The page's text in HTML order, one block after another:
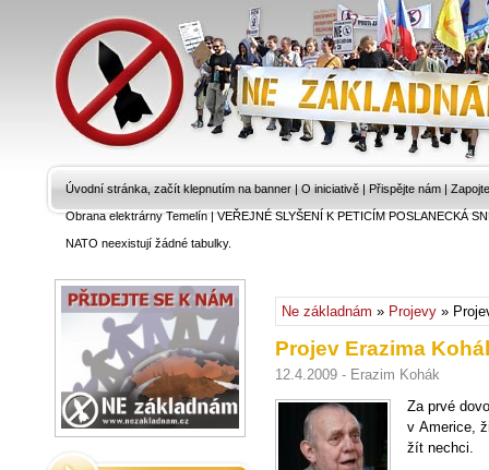
Úvodní stránka, začít klepnutím na banner | O iniciativě | Přispějte nám |
Obrana elektrárny Temelín|VEŘEJNÉ SLYŠENÍ K PETICÍM POSLANECKÁ
NATO neexistují žádné tabulky.
Ne základnám » Projevy »
Projev Erazima
12.4.2009 - Erazim Kohák
Za prvé
v Americe,
žít nechci.